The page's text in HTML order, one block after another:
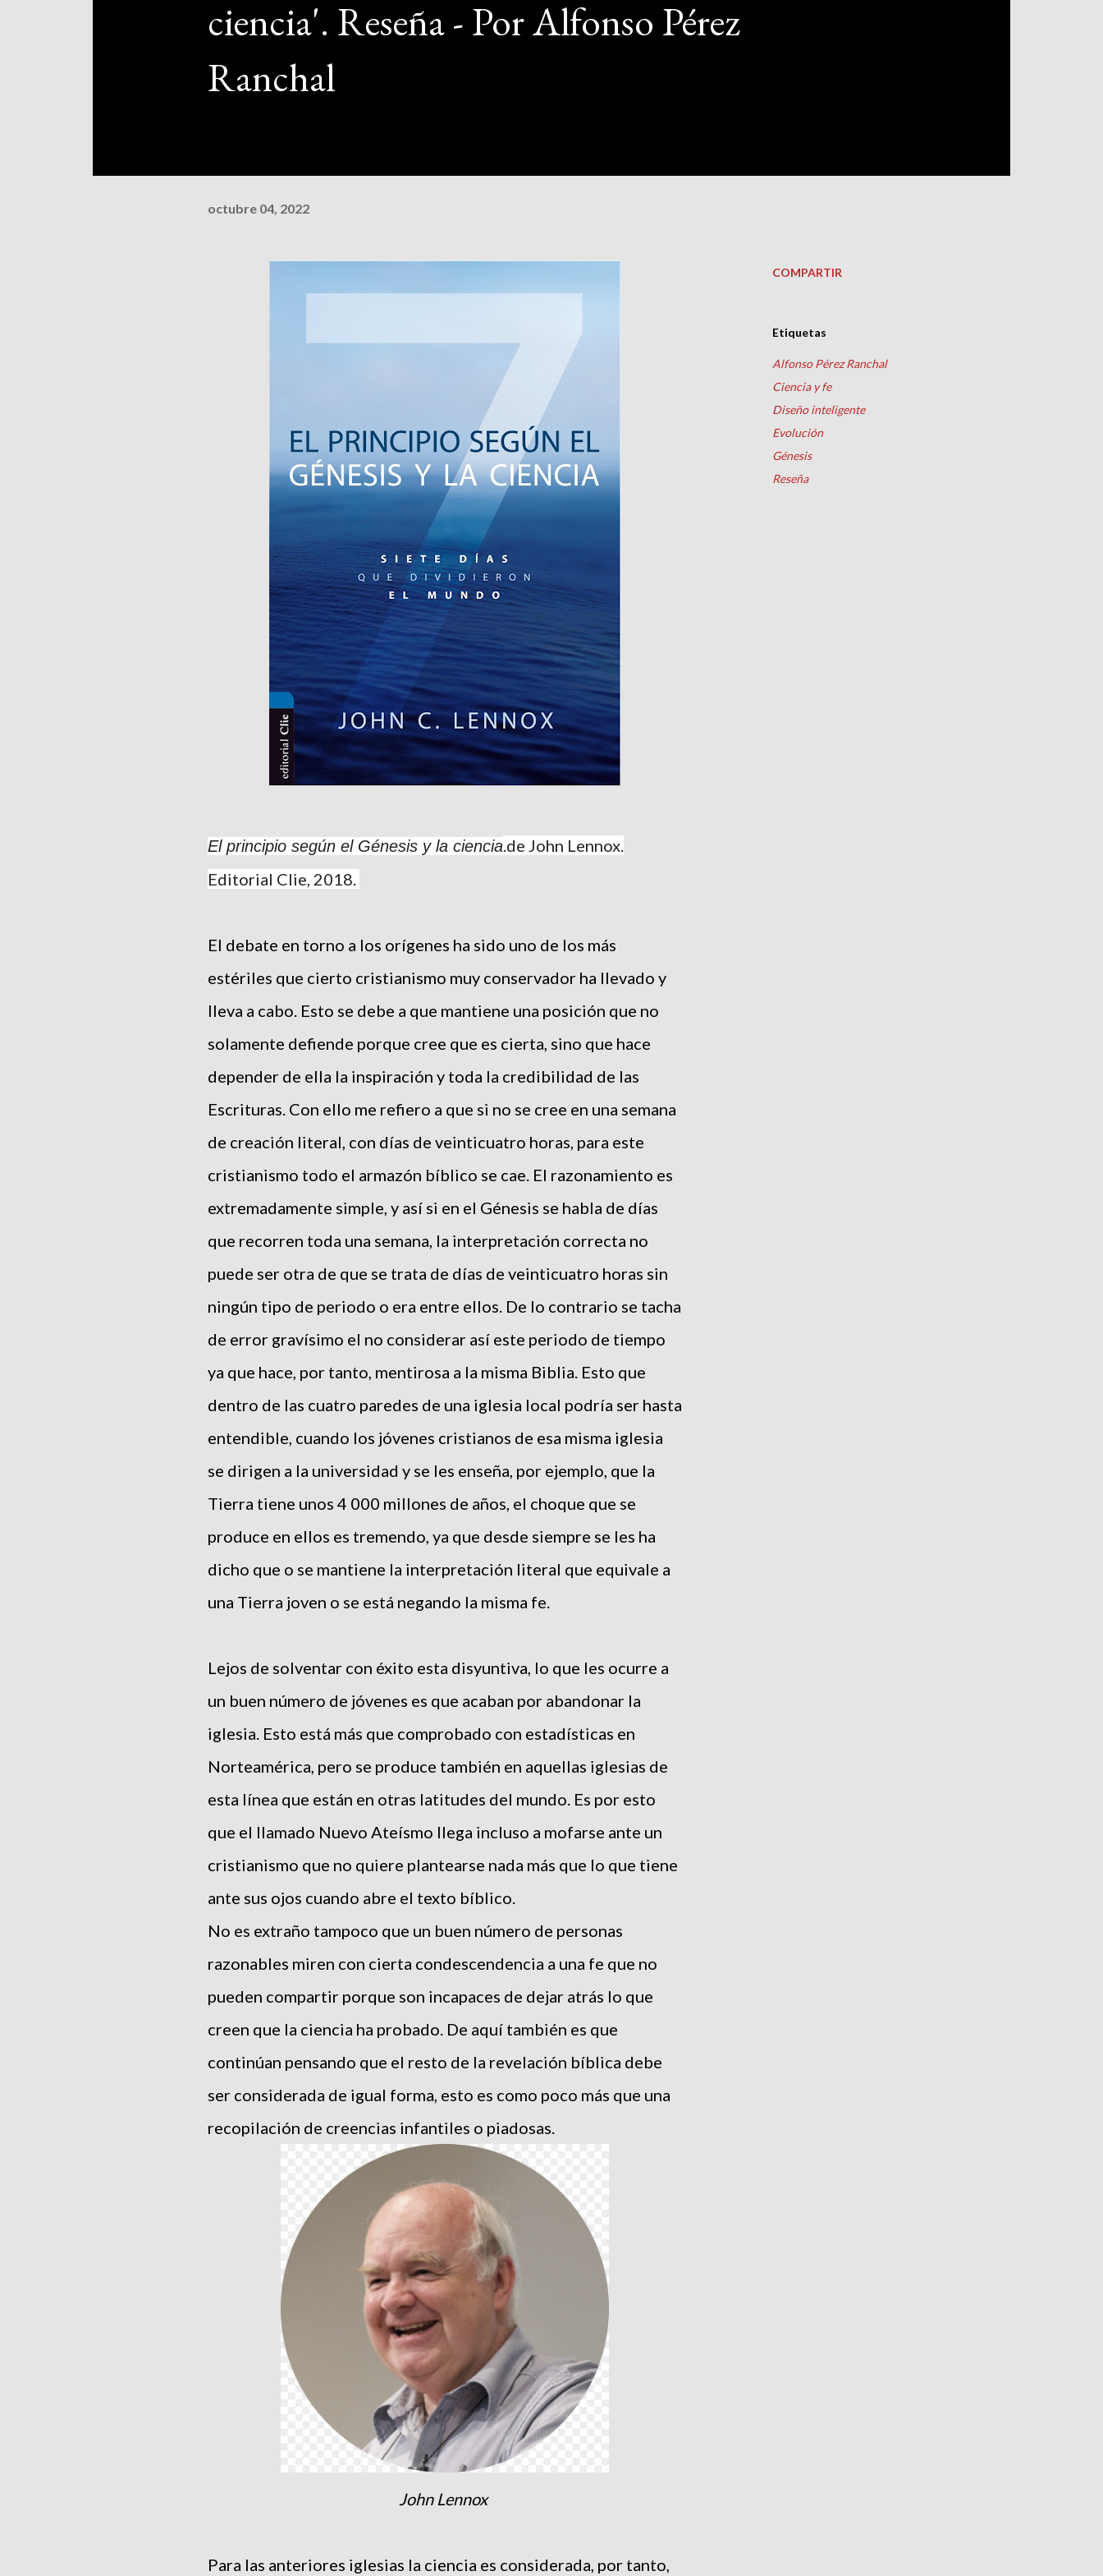
ciencia'. Reseña - Por Alfonso Pérez
Ranchal
octubre 04, 2022
El principio según el Génesis y la ciencia.de John Lennox.
Editorial Clie, 2018.
El debate en torno a los orígenes ha sido uno de los más
estériles que cierto cristianismo muy conservador ha llevado y
lleva a cabo. Esto se debe a que mantiene una posición que no
solamente defiende porque cree que es cierta, sino que hace
depender de ella la inspiración y toda la credibilidad de las
Escrituras. Con ello me refiero a que si no se cree en una semana
de creación literal, con días de veinticuatro horas, para este
cristianismo todo el armazón bíblico se cae. El razonamiento es
extremadamente simple, y así si en el Génesis se habla de días
que recorren toda una semana, la interpretación correcta no
puede ser otra de que se trata de días de veinticuatro horas sin
ningún tipo de periodo o era entre ellos. De lo contrario se tacha
de error gravísimo el no considerar así este periodo de tiempo
ya que hace, por tanto, mentirosa a la misma Biblia. Esto que
dentro de las cuatro paredes de una iglesia local podría ser hasta
entendible, cuando los jóvenes cristianos de esa misma iglesia
se dirigen a la universidad y se les enseña, por ejemplo, que la
Tierra tiene unos 4 000 millones de años, el choque que se
produce en ellos es tremendo, ya que desde siempre se les ha
dicho que o se mantiene la interpretación literal que equivale a
una Tierra joven o se está negando la misma fe.
Lejos de solventar con éxito esta disyuntiva, lo que les ocurre a
un buen número de jóvenes es que acaban por abandonar la
iglesia. Esto está más que comprobado con estadísticas en
Norteamérica, pero se produce también en aquellas iglesias de
esta línea que están en otras latitudes del mundo. Es por esto
que el llamado Nuevo Ateísmo llega incluso a mofarse ante un
cristianismo que no quiere plantearse nada más que lo que tiene
ante sus ojos cuando abre el texto bíblico.
No es extraño tampoco que un buen número de personas
razonables miren con cierta condescendencia a una fe que no
pueden compartir porque son incapaces de dejar atrás lo que
creen que la ciencia ha probado. De aquí también es que
continúan pensando que el resto de la revelación bíblica debe
ser considerada de igual forma, esto es como poco más que una
recopilación de creencias infantiles o piadosas.
John Lennox
Para las anteriores iglesias la ciencia es considerada, por tanto,
COMPARTIR
Etiquetas
Alfonso Pérez Ranchal
Ciencia y fe
Diseño inteligente
Evolución
Génesis
Reseña